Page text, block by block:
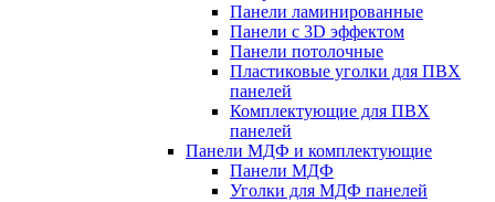
Панели ламинированные
Панели с 3D эффектом
Панели потолочные
Пластиковые уголки для ПВХ
панелей
Комплектующие для ПВХ
панелей
Панели МДФ и комплектующие
Панели МДФ
Уголки для МДФ панелей